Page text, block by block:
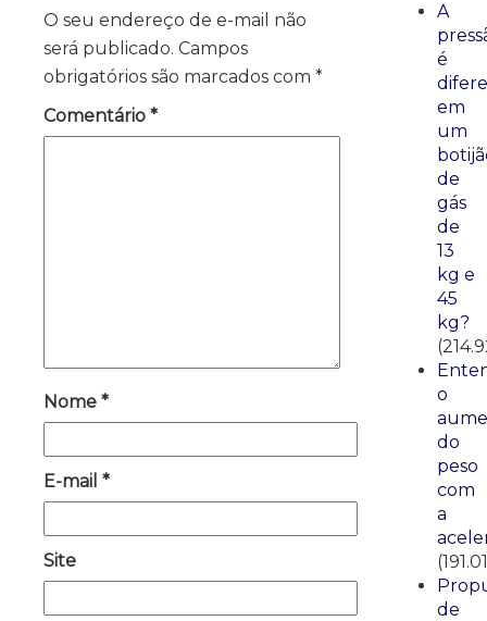
O seu endereço de e-mail não
será publicado. Campos
obrigatórios são marcados com *
Comentário *
Nome *
E-mail *
Site
A
é
em
um
de
gás
de
13
kg e
45
kg?
o
do
peso
com
a
de